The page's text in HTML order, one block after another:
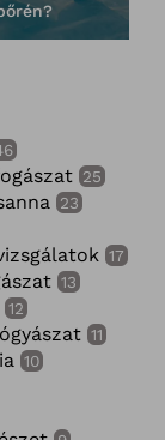
25
23
17
13
12
11
10